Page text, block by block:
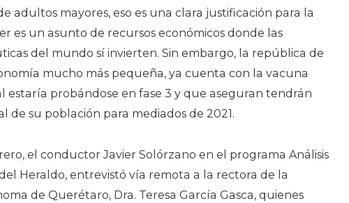
adultos mayores, eso es una clara justificación para la
es un asunto de recursos económicos donde las
del mundo sí invierten. Sin embargo, la república de
mucho más pequeña, ya cuenta con la vacuna
estaría probándose en fase 3 y que aseguran tendrán
de su población para mediados de 2021.
el conductor Javier Solórzano en el programa Análisis
Heraldo, entrevistó vía remota a la rectora de la
de Querétaro, Dra. Teresa García Gasca, quienes